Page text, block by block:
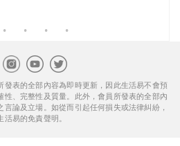
表的全部內容為即時更新，因此生活易不會預
、完整性及質量。此外，會員所發表的全部內
論及立場。如從而引起任何損失或法律糾紛，
易的免責聲明。